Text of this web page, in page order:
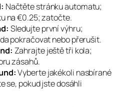
Načtěte stránku automatu;
na €0.25; zatočte.
Sledujte první výhru;
pokračovat nebo přerušit.
Zahrajte ještě tři kola;
zásahů.
Vyberte jakékoli nasbírané
se, pokud jste dosáhli